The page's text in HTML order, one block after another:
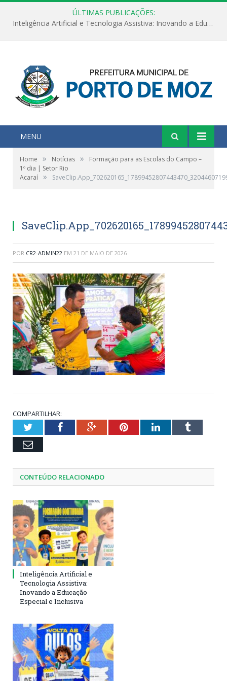
ÚLTIMAS PUBLICAÇÕES:
Inteligência Artificial e Tecnologia Assistiva: Inovando a Educação Especial e Inclusiva
MENU
Home » Notícias »
Formação para as Escolas do Campo –
1º dia | Setor Rio
Acaraí »
POR CR2-ADMIN22 EM 21 DE MAIO DE 2026
COMPARTILHAR:
TwitterFacebookGoogle+PinterestLinkedInTumblr
Email
CONTEÚDO RELACIONADO
Inteligência Artificial e
Tecnologia Assistiva:
Inovando a Educação
Especial e Inclusiva